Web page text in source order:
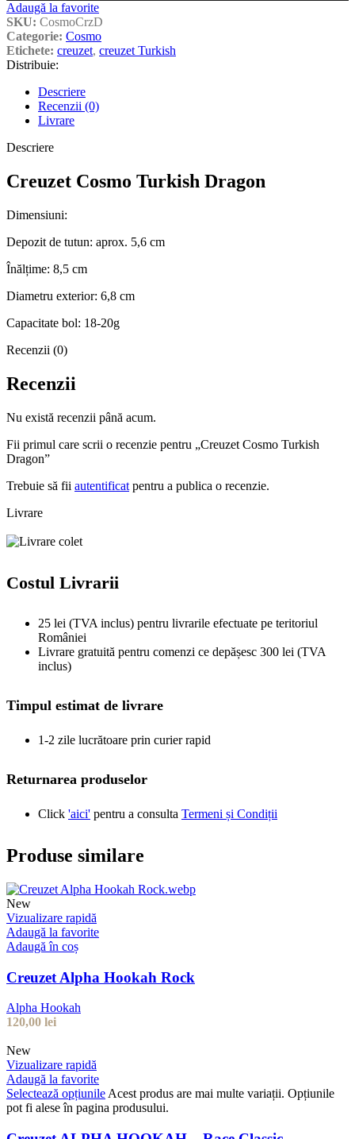
Adaugă la favorite
SKU: CosmoCrzD
Categorie: Cosmo
Etichete: creuzet, creuzet Turkish
Distribuie:
Descriere
Recenzii (0)
Livrare
Descriere
Creuzet Cosmo Turkish Dragon
Dimensiuni:
Depozit de tutun: aprox. 5,6 cm
Înălțime: 8,5 cm
Diametru exterior: 6,8 cm
Capacitate bol: 18-20g
Recenzii (0)
Recenzii
Nu există recenzii până acum.
Fii primul care scrii o recenzie pentru „Creuzet Cosmo Turkish
Dragon”
Trebuie să fii autentificat pentru a publica o recenzie.
Livrare
Costul Livrarii
25 lei (TVA inclus) pentru livrarile efectuate pe teritoriul
României
Livrare gratuită pentru comenzi ce depășesc 300 lei (TVA
inclus)
Timpul estimat de livrare
1-2 zile lucrătoare prin curier rapid
Returnarea produselor
Click 'aici' pentru a consulta Termeni și Condiții
Produse similare
New
Vizualizare rapidă
Adaugă la favorite
Adaugă în coș
Creuzet Alpha Hookah Rock
Alpha Hookah
120,00 lei
New
Vizualizare rapidă
Adaugă la favorite
Selectează opțiunileAcest produs are mai multe variații. Opțiunile
pot fi alese în pagina produsului.